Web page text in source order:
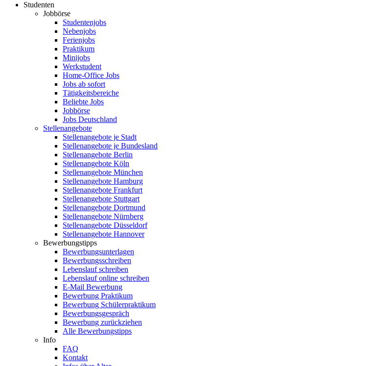
Studenten
Jobbörse
Studentenjobs
Nebenjobs
Ferienjobs
Praktikum
Minijobs
Werkstudent
Home-Office Jobs
Jobs ab sofort
Tätigkeitsbereiche
Beliebte Jobs
Jobbörse
Jobs Deutschland
Stellenangebote
Stellenangebote je Stadt
Stellenangebote je Bundesland
Stellenangebote Berlin
Stellenangebote Köln
Stellenangebote München
Stellenangebote Hamburg
Stellenangebote Frankfurt
Stellenangebote Stuttgart
Stellenangebote Dortmund
Stellenangebote Nürnberg
Stellenangebote Düsseldorf
Stellenangebote Hannover
Bewerbungstipps
Bewerbungsunterlagen
Bewerbungsschreiben
Lebenslauf schreiben
Lebenslauf online schreiben
E-Mail Bewerbung
Bewerbung Praktikum
Bewerbung Schülerpraktikum
Bewerbungsgespräch
Bewerbung zurückziehen
Alle Bewerbungstipps
Info
FAQ
Kontakt